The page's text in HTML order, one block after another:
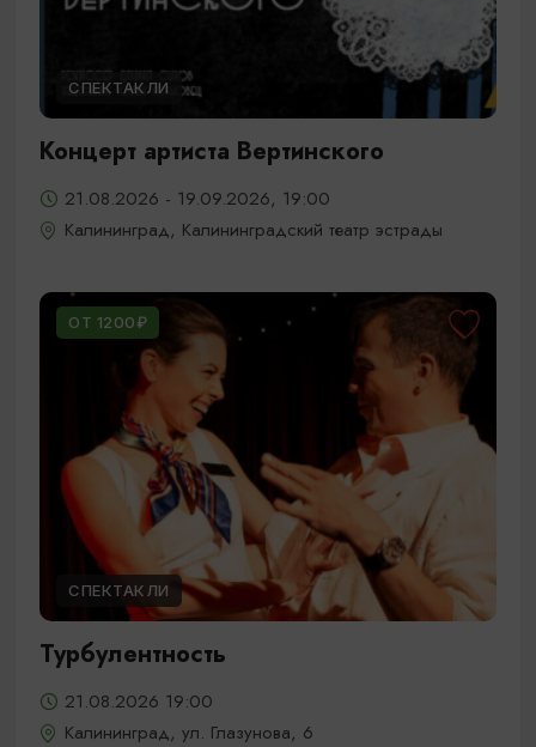
СПЕКТАКЛИ
Концерт артиста Вертинского
21.08.2026 - 19.09.2026, 19:00
Калининград, Калининградский театр эстрады
ОТ 1200₽
СПЕКТАКЛИ
Турбулентность
21.08.2026 19:00
Калининград, ул. Глазунова, 6